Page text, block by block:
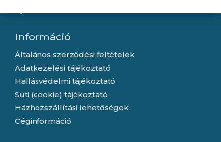
Információ
Általános szerződési feltételek
Adatkezelési tájékoztató
Hallásvédelmi tájékoztató
Süti (cookie) tájékoztató
Házhozszállítási lehetőségek
Céginformáció